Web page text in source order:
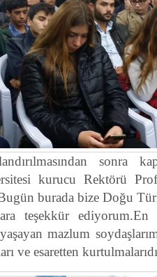
sonra
kurucu Rektörü
burada bize Doğu
teşekkür
mazlum
ve esaretten